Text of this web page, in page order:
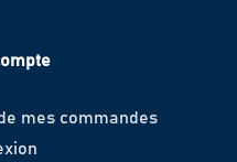
mes commandes